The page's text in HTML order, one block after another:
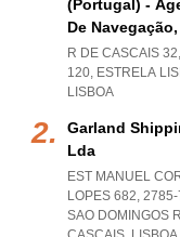
(portugal) -
De
R DE CASCAIS
120, ESTRELA
LISBOA
Garland
Lda
EST MANUEL
LOPES 682,
SAO DOMINGOS